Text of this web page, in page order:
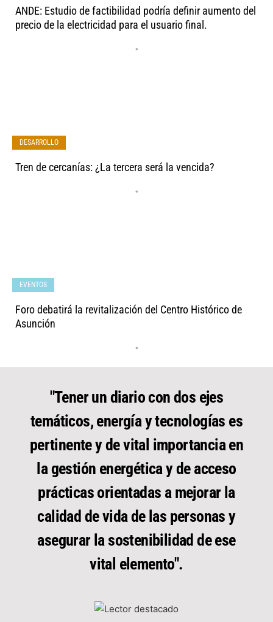
ANDE: Estudio de factibilidad podría definir aumento del
precio de la electricidad para el usuario final.
•
Tren de cercanías: ¿La tercera será la vencida?
•
DESARROLLO
Foro debatirá la revitalización del Centro Histórico de
Asunción
•
EVENTOS
"Tener un diario con dos ejes
temáticos, energía y tecnologías es
pertinente y de vital importancia en
la gestión energética y de acceso
prácticas orientadas a mejorar la
calidad de vida de las personas y
asegurar la sostenibilidad de ese
vital elemento".